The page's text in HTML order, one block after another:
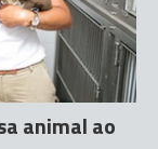
animal ao